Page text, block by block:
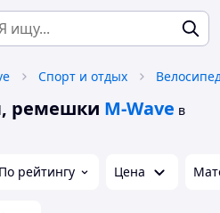
Спорт и отдых
ремешки M-Wave в
По рейтингу Цена